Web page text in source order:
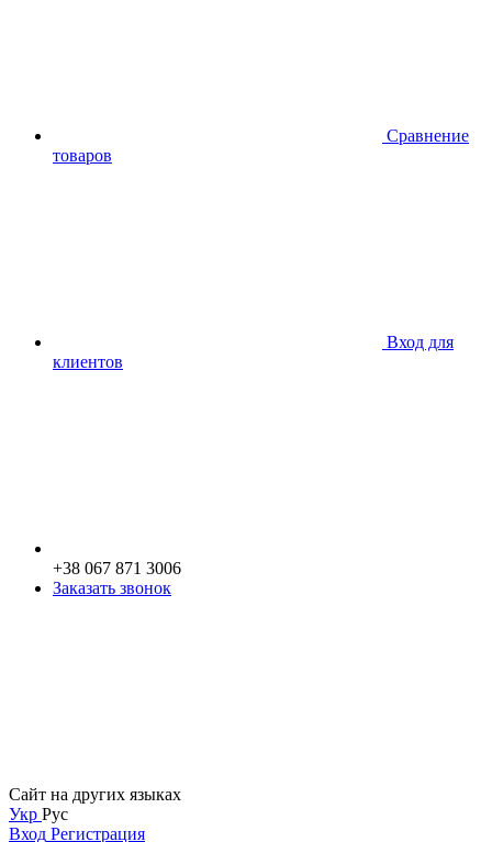
Сравнение
товаров
Вход для
клиентов
+38 067 871 3006
Заказать звонок
Сайт на других языках
Укр Рус
Вход Регистрация